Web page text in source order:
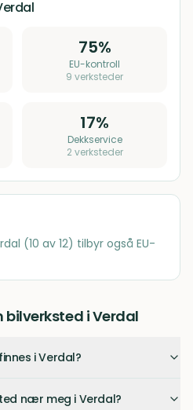
75%
EU-kontroll
9 verksteder
17%
Dekkservice
2verksteder
(10 av 12) tilbyr også EU-
i Verdal
i Verdal?
nær meg i Verdal?